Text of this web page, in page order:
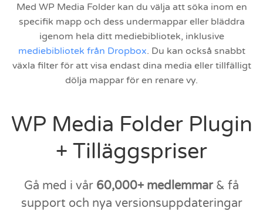
Med WP Media Folder kan du välja att söka inom en
specifik mapp och dess undermappar eller bläddra
igenom hela ditt mediebibliotek, inklusive
mediebibliotek från Dropbox. Du kan också snabbt
växla filter för att visa endast dina media eller tillfälligt
dölja mappar för en renare vy.
WP Media Folder Plugin
+ Tilläggspriser
Gå med i vår 60,000+ medlemmar& få
support och nya versionsuppdateringar